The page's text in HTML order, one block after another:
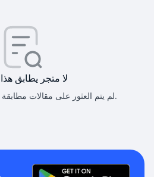
لا متجر يطابق
لم يتم العثور على مقالات مطابقة للبحث الذي تم تحديده.